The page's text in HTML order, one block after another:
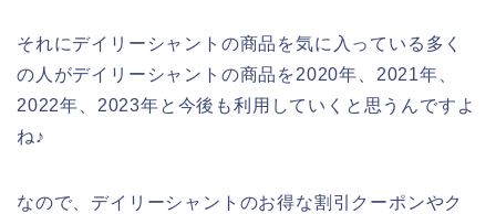
それにデイリーシャントの商品を気に入っている多く
の人がデイリーシャントの商品を2020年、2021年、
2022年、2023年と今後も利用していくと思うんですよ
ね♪
なので、デイリーシャントのお得な割引クーポンやク